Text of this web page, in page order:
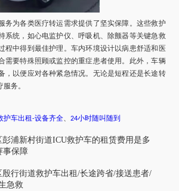
务为各类医疗转运需求提供了坚实保障。这些救护
系统，如心电监护仪、呼吸机、除颤器等关键急救
程中得到最佳护理。车内环境设计以病患舒适和医
需要特殊照顾或监控的重症患者使用。此外，车辆
，以便应对各种紧急情况。无论是短程还是长途转
务。
护车出租-设备齐全、24小时随叫随到
彭浦新村街道ICU救护车的租赁费用是多
事保障
行街道救护车出租/长途跨省/接送患者/
急救